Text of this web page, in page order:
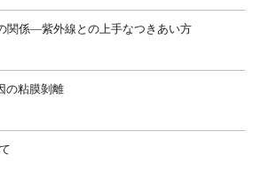
関係―紫外線との上手なつきあい方
の粘膜剝離